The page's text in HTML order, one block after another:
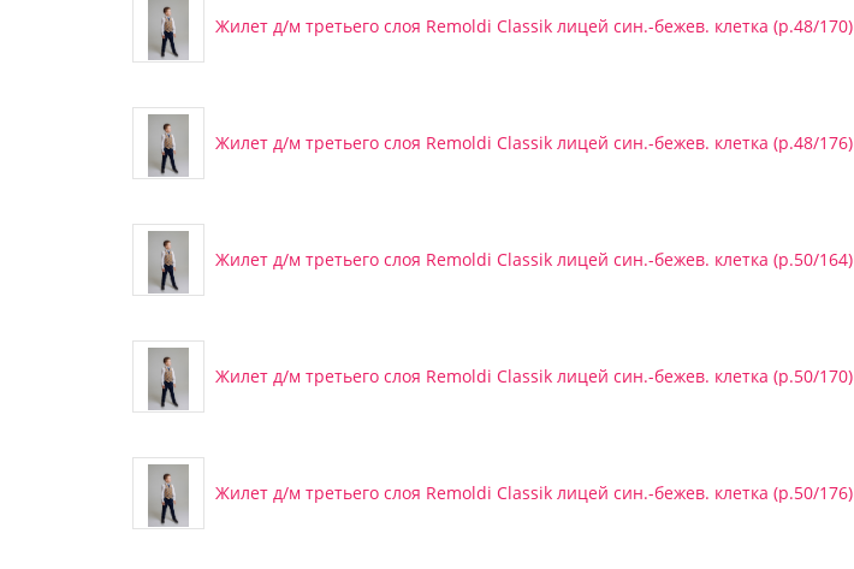
Жилет д/м третьего слоя Remoldi Classik лицей син.-бежев. клетка (р.48/170)
Жилет д/м третьего слоя Remoldi Classik лицей син.-бежев. клетка (р.48/176)
Жилет д/м третьего слоя Remoldi Classik лицей син.-бежев. клетка (р.50/164)
Жилет д/м третьего слоя Remoldi Classik лицей син.-бежев. клетка (р.50/170)
Жилет д/м третьего слоя Remoldi Classik лицей син.-бежев. клетка (р.50/176)